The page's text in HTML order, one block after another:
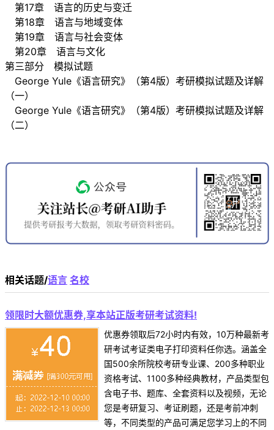
第17章 语言的历史与变迁
第18章 语言与地域变体
第19章 语言与社会变体
第20章 语言与文化
第三部分 模拟试题
George Yule《语言研究》（第4版）考研模拟试题及详解
（一）
George Yule《语言研究》（第4版）考研模拟试题及详解
（二）
相关话题/语言 名校
领限时大额优惠券,享本站正版考研考试资料!
优惠券领取后72小时内有效，10万种最新考
研考试考证类电子打印资料任你选。涵盖全
国500余所院校考研专业课、200多种职业
资格考试、1100多种经典教材，产品类型包
含电子书、题库、全套资料以及视频，无论
您是考研复习、考证刷题，还是考前冲刺
等，不同类型的产品可满足您学习上的不同